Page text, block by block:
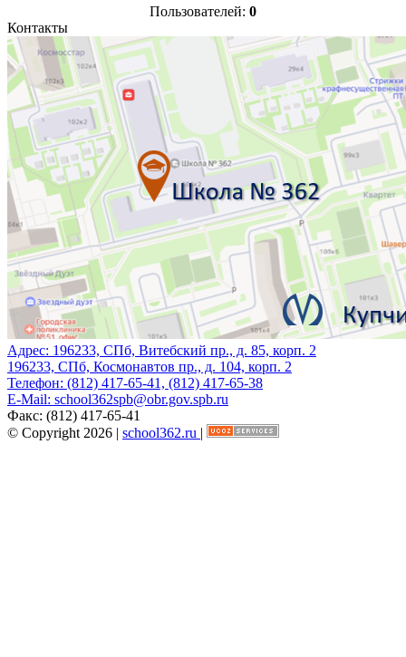
Пользователей: 0
Контакты
Адрес: 196233, СПб, Витебский пр., д. 85, корп. 2
196233, СПб, Космонавтов пр., д. 104, корп. 2
Телефон: (812) 417-65-41, (812) 417-65-38
E-Mail: school362spb@obr.gov.spb.ru
Факс: (812) 417-65-41
© Copyright 2026 | school362.ru |